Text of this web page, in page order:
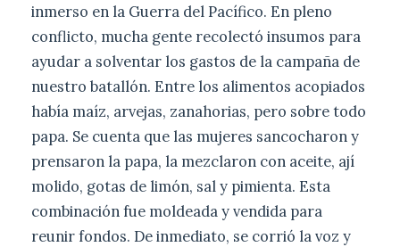
inmerso en la Guerra del Pacífico. En pleno
conflicto, mucha gente recolectó insumos para
ayudar a solventar los gastos de la campaña de
nuestro batallón. Entre los alimentos acopiados
había maíz, arvejas, zanahorias, pero sobre todo
papa. Se cuenta que las mujeres sancocharon y
prensaron la papa, la mezclaron con aceite, ají
molido, gotas de limón, sal y pimienta. Esta
combinación fue moldeada y vendida para
reunir fondos. De inmediato, se corrió la voz y